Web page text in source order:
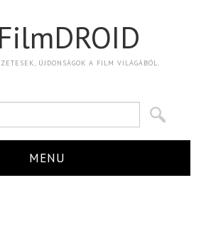
FilmDROID
ÚJDONSÁGOK A FILM VILÁGÁBÓL.
MENU